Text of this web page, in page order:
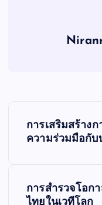
การเสริมสร้าง
ความร่วมมือกั
การสำรวจโอก
ไทยในเวทีโลก